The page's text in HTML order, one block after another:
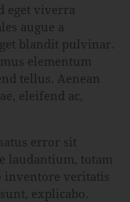
eget viverra
augue a
blandit pulvinar.
elementum
tellus. Aenean
eleifend ac,
error sit
laudantium, totam
inventore veritatis
explicabo.